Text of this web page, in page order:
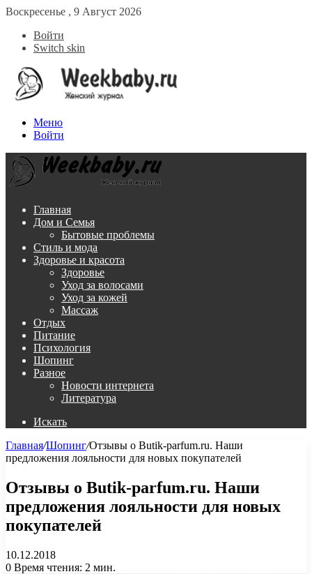
Воскресенье , 9 Август 2026
Войти
Switch skin
Меню
Войти
Главная
Дом и Семья
Бытовые проблемы
Стиль и мода
Здоровье и красота
Здоровье
Уход за волосами
Уход за кожей
Массаж
Отдых
Питание
Психология
Шопинг
Разное
Новости интернета
Литература
Искать
Главная/Шопинг/Отзывы о Butik-parfum.ru. Наши
предложения лояльности для новых покупателей
Отзывы о Butik-parfum.ru. Наши
предложения лояльности для новых
покупателей
10.12.2018
0 Время чтения: 2 мин.